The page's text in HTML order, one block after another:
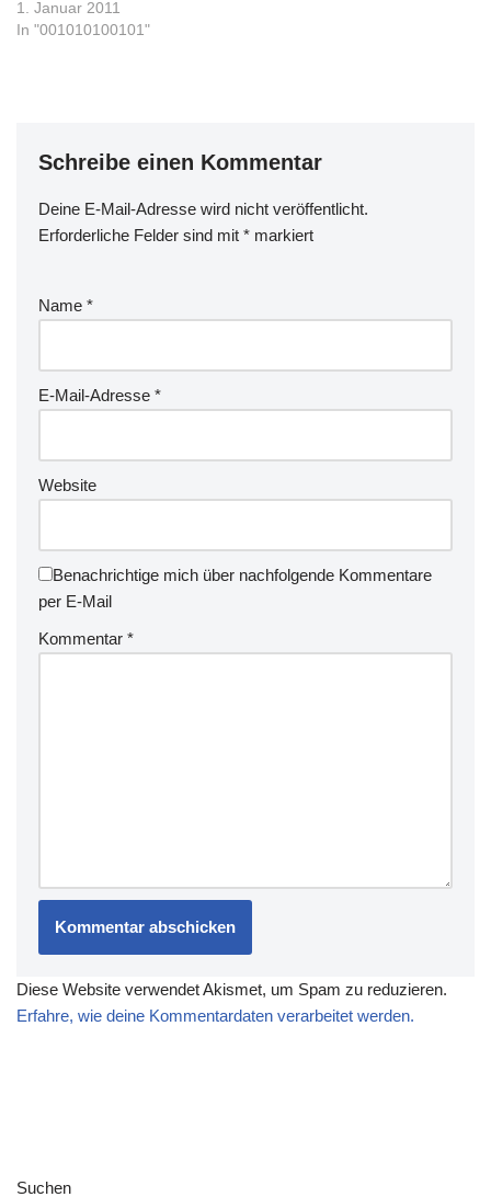
man gar…
nicht. Ich mach' mal einfach
so weiter, scheint ja in 2010
1. Januar 2011
In "001010100101"
Schreibe einen Kommentar
Deine E-Mail-Adresse wird nicht veröffentlicht.
Erforderliche Felder sind mit * markiert
Name *
E-Mail-Adresse *
Website
Benachrichtige mich über nachfolgende Kommentare
per E-Mail
Kommentar *
Diese Website verwendet Akismet, um Spam zu reduzieren.
Erfahre, wie deine Kommentardaten verarbeitet werden.
Suchen